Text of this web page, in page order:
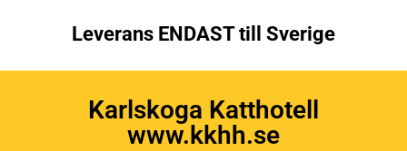
Leverans ENDAST till Sverige
Karlskoga Katthotell
www.kkhh.se